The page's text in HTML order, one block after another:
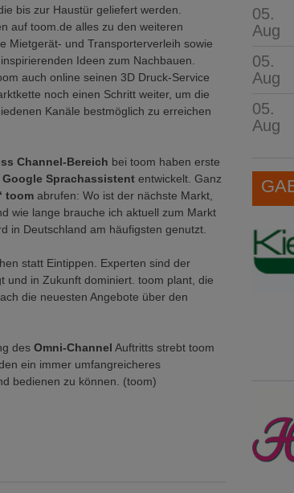
bis zur Haustür geliefert werden.
auf toom.de alles zu den weiteren
Mietgerät- und Transporterverleih sowie
Ideen zum Nachbauen.
auch online seinen 3D Druck-Service
noch einen Schritt weiter, um die
Kanäle bestmöglich zu erreichen
Channel-Bereich bei toom haben erste
Google Sprachassistent entwickelt. Ganz
toom abrufen: Wo ist der nächste Markt,
wie lange brauche ich aktuell zum Markt
in Deutschland am häufigsten genutzt.
statt Eintippen. Experten sind der
und in Zukunft dominiert. toom plant, die
die neuesten Angebote über den
des Omni-Channel Auftritts strebt toom
ein immer umfangreicheres
bedienen zu können. (toom)
05.
Aug
05.
Aug
05.
Aug